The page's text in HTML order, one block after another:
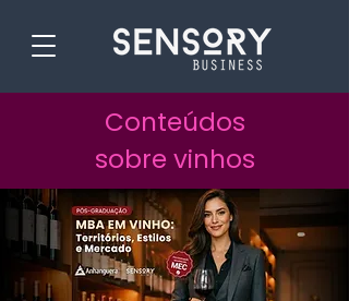
Conteúdos
sobre vinhos